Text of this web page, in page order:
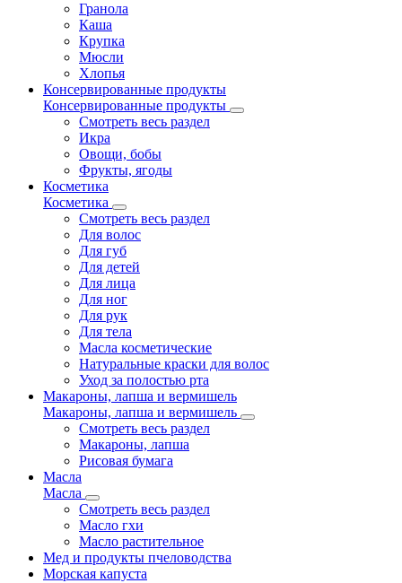
Гранола
Каша
Крупка
Мюсли
Хлопья
Консервированные продукты
Консервированные продукты
Смотреть весь раздел
Икра
Овощи, бобы
Фрукты, ягоды
Косметика
Косметика
Смотреть весь раздел
Для волос
Для губ
Для детей
Для лица
Для ног
Для рук
Для тела
Масла косметические
Натуральные краски для волос
Уход за полостью рта
Макароны, лапша и вермишель
Макароны, лапша и вермишель
Смотреть весь раздел
Макароны, лапша
Рисовая бумага
Масла
Масла
Смотреть весь раздел
Масло гхи
Масло растительное
Мед и продукты пчеловодства
Морская капуста